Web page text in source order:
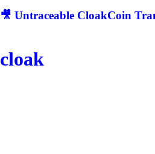
🎥 Untraceable CloakCoin
cloak